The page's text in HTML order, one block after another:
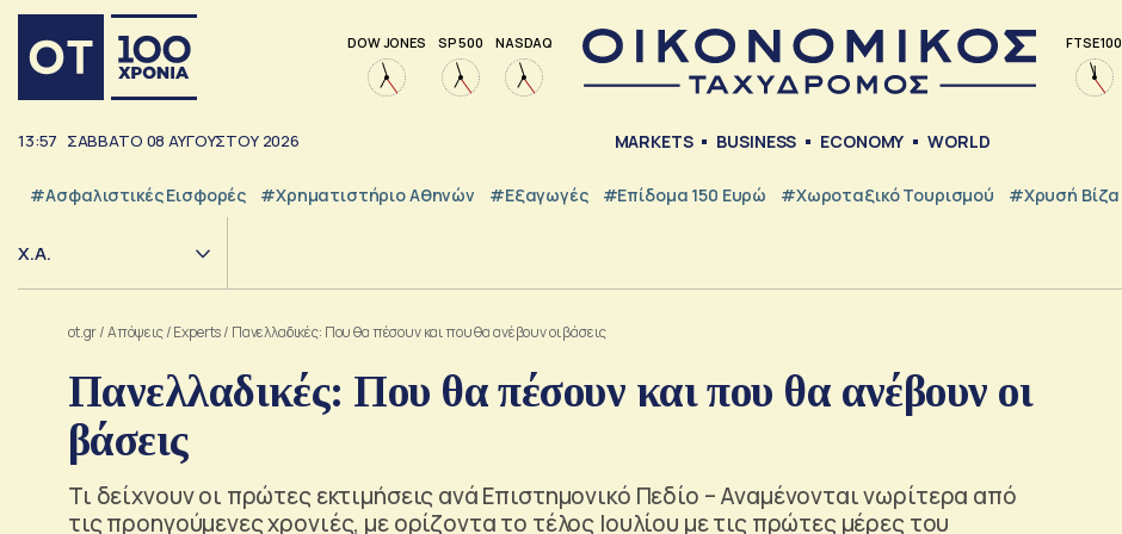
DOW JONES SP 500 NASDAQ FTSE 100
13:57 ΣΑΒΒΑΤΟ 08 ΑΥΓΟΥΣΤΟΥ 2026 MARKETS BUSINESS ECONOMY WORLD
#Ασφαλιστικές Εισφορές #Χρηματιστήριο Αθηνών #εξαγωγές #Επίδομα 150 Ευρώ #Χωροταξικό Τουρισμού #Χρυσή Βίζα
Χ.Α.
ot.gr/Απόψεις/Experts/ Πανελλαδικές: Που θα πέσουν και που θα ανέβουν οι βάσεις
Πανελλαδικές: Που θα πέσουν και που θα ανέβουν οι
βάσεις
Τι δείχνουν οι πρώτες εκτιμήσεις ανά Επιστημονικό Πεδίο – Αναμένονται νωρίτερα από
τις προηγούμενες χρονιές, με ορίζοντα το τέλος Ιουλίου με τις πρώτες μέρες του